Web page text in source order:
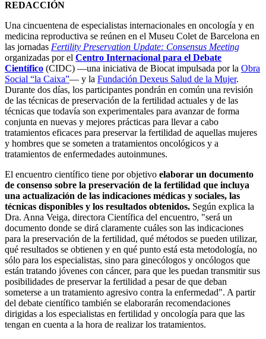
REDACCIÓN
Una cincuentena de especialistas internacionales en oncología y en
medicina reproductiva se reúnen en el Museu Colet de Barcelona en
las jornadas Fertility Preservation Update: Consensus Meeting
organizadas por el Centro Internacional para el Debate
Científico (CIDC) —una iniciativa de Biocat impulsada por la Obra
Social “la Caixa”— y la Fundación Dexeus Salud de la Mujer.
Durante dos días, los participantes pondrán en común una revisión
de las técnicas de preservación de la fertilidad actuales y de las
técnicas que todavía son experimentales para avanzar de forma
conjunta en nuevas y mejores prácticas para llevar a cabo
tratamientos eficaces para preservar la fertilidad de aquellas mujeres
y hombres que se someten a tratamientos oncológicos y a
tratamientos de enfermedades autoinmunes.
El encuentro científico tiene por objetivo elaborar un documento
de consenso sobre la preservación de la fertilidad que incluya
una actualización de las indicaciones médicas y sociales, las
técnicas disponibles y los resultados obtenidos. Según explica la
Dra. Anna Veiga, directora Científica del encuentro, "será un
documento donde se dirá claramente cuáles son las indicaciones
para la preservación de la fertilidad, qué métodos se pueden utilizar,
qué resultados se obtienen y en qué punto está esta metodología, no
sólo para los especialistas, sino para ginecólogos y oncólogos que
están tratando jóvenes con cáncer, para que les puedan transmitir sus
posibilidades de preservar la fertilidad a pesar de que deban
someterse a un tratamiento agresivo contra la enfermedad". A partir
del debate científico también se elaborarán recomendaciones
dirigidas a los especialistas en fertilidad y oncología para que las
tengan en cuenta a la hora de realizar los tratamientos.